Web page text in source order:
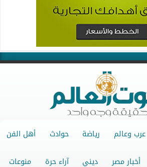
عرب وعالم رياضة حوادث أهل الفن
أخبار مصر ديني آراء حرة منوعات